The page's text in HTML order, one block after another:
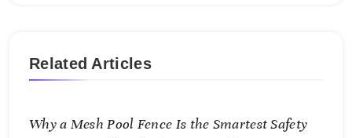
Related Articles
Why a Mesh Pool Fence Is the Smartest Safety